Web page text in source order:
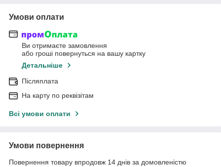
Умови оплати
Ви отримаєте замовлення
або гроші повернуться на вашу картку
Детальніше
Післяплата
На карту по реквізітам
Всі умови оплати
Умови повернення
Повернення товару впродовж 14 днів за домовленістю